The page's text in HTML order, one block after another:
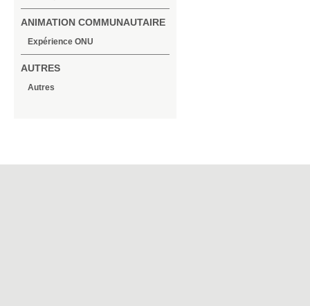
ANIMATION COMMUNAUTAIRE
Expérience ONU
AUTRES
Autres